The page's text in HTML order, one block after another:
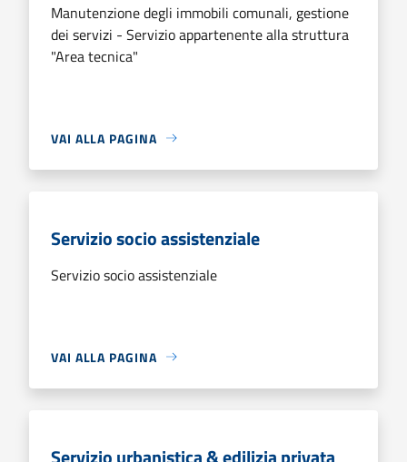
Manutenzione degli immobili comunali, gestione
dei servizi - Servizio appartenente alla struttura
"Area tecnica"
VAI ALLA PAGINA
Servizio socio assistenziale
Servizio socio assistenziale
VAI ALLA PAGINA